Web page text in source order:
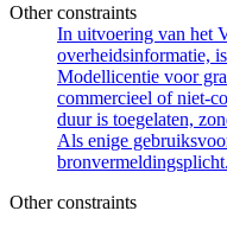
Other constraints
In uitvoering van het
overheidsinformatie,
Modellicentie voor
commercieel of niet-
duur is toegelaten,
Als enige
bronvermeldingsplicht.
Other constraints